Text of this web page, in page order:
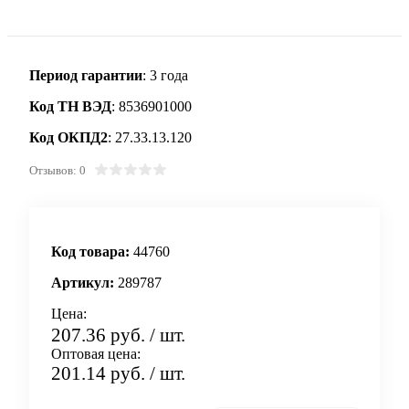
Период гарантии: 3 года
Код ТН ВЭД: 8536901000
Код ОКПД2: 27.33.13.120
Отзывов: 0
Код товара: 44760
Артикул: 289787
Цена:
207.36 руб. / шт.
Оптовая цена:
201.14 руб. / шт.